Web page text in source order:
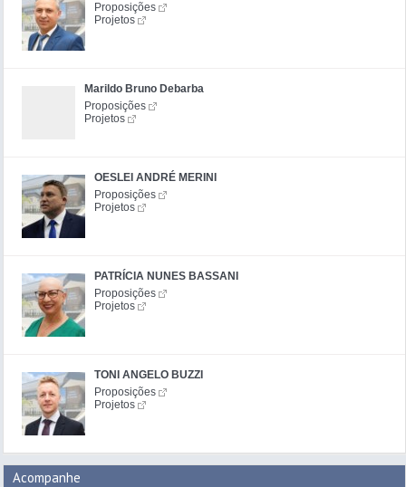
Proposições
Projetos
Marildo Bruno Debarba
Proposições
Projetos
OESLEI ANDRÉ MERINI
Proposições
Projetos
PATRÍCIA NUNES BASSANI
Proposições
Projetos
TONI ANGELO BUZZI
Proposições
Projetos
Acompanhe